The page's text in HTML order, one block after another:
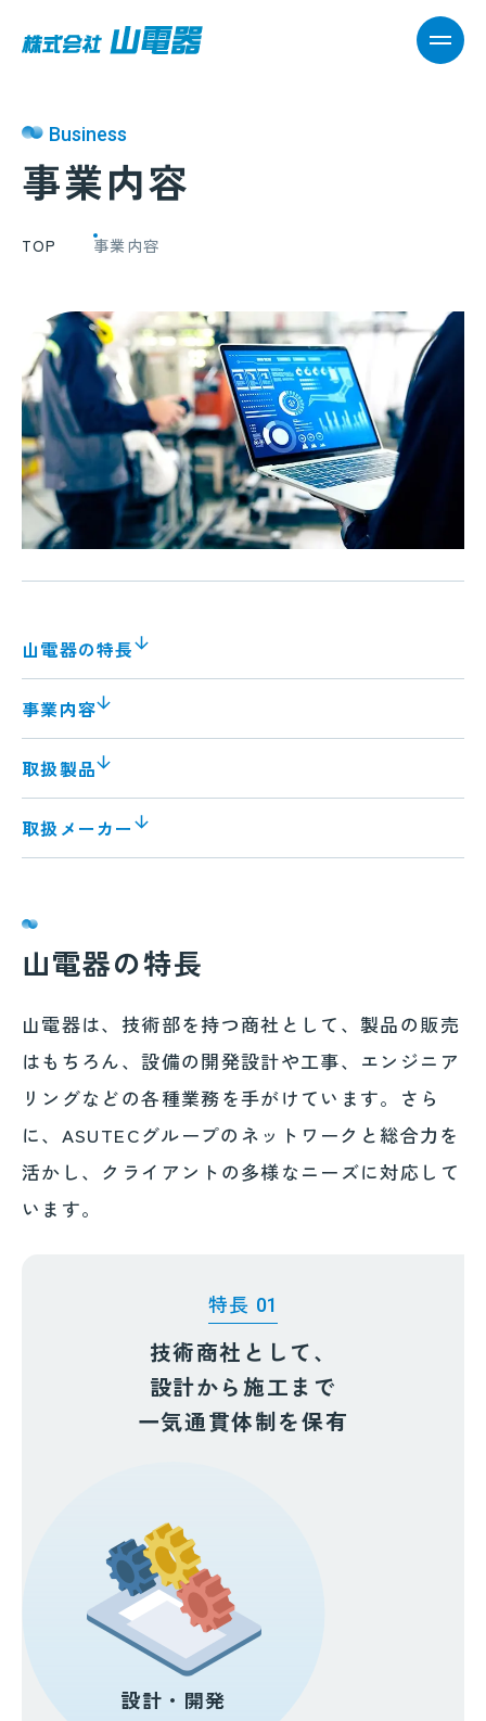
Business
事業内容
TOP 事業内容
山電器の特長
事業内容
取扱製品
取扱メーカー
山電器の特長
山電器は、技術部を持つ商社として、製品の販売
はもちろん、設備の開発設計や工事、エンジニア
リングなどの各種業務を手がけています。さら
に、ASUTECグループのネットワークと総合力を
活かし、クライアントの多様なニーズに対応して
います。
特長 01
技術商社として、
設計から施工まで
一気通貫体制を保有
設計・開発